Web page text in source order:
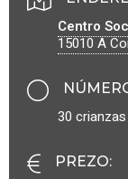
Centro
15010A
30
PREZO: